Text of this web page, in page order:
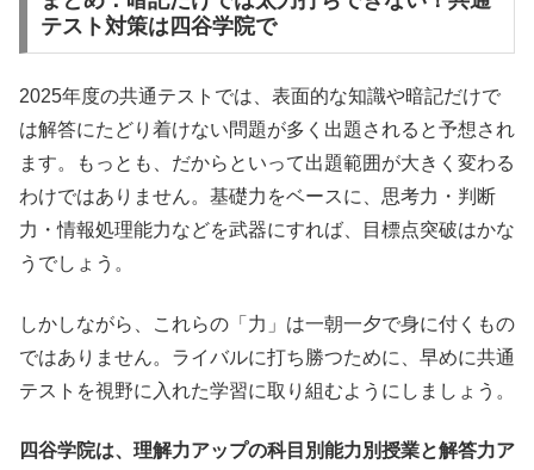
テスト対策は四谷学院で
2025年度の共通テストでは、表面的な知識や暗記だけで
は解答にたどり着けない問題が多く出題されると予想され
ます。もっとも、だからといって出題範囲が大きく変わる
わけではありません。基礎力をベースに、思考力・判断
力・情報処理能力などを武器にすれば、目標点突破はかな
うでしょう。
しかしながら、これらの「力」は一朝一夕で身に付くもの
ではありません。ライバルに打ち勝つために、早めに共通
テストを視野に入れた学習に取り組むようにしましょう。
四谷学院は、理解力アップの科目別能力別授業と解答力ア